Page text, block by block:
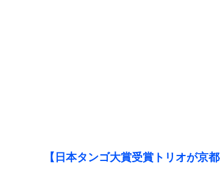
【日本タンゴ大賞受賞トリオが京